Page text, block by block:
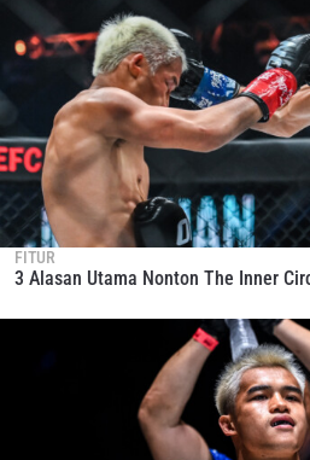
FITUR
3 Alasan Utama Nonton The Inner